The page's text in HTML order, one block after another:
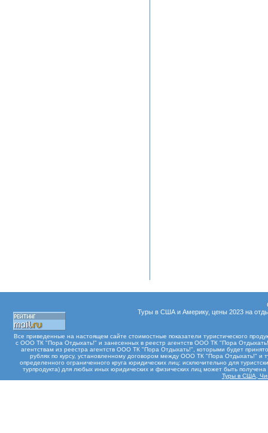
Туры в США и Америку, цены 2023 на
Все приведенные на настоящем сайте стоимостные показатели туристического
с ООО ТК "Пора Отдыхать!" и занесенных в реестр агентств ООО ТК "Пора
агентствам из реестра агентств ООО ТК "Пора Отдыхать!", которыми будет
рублях по курсу, установленному договором между ООО ТК "Пора Отдыхать!" и
определенного ограниченного круга юридических лиц: исключительно для
турпродукта) для любых иных юридических и физических лиц может быть
Туры в США,